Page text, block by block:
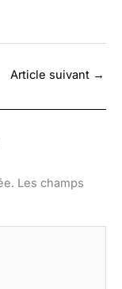
Article suivant →
Les champs